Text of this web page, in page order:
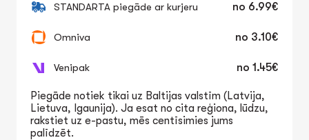
STANDARTA piegāde ar kurjeru no 6.99€
Omniva no 3.10€
Venipak no 1.45€
Piegāde notiek tikai uz Baltijas valstīm (Latvija,
Lietuva, Igaunija). Ja esat no cita reģiona, lūdzu,
rakstiet uz e-pastu, mēs centīsimies jums
palīdzēt.